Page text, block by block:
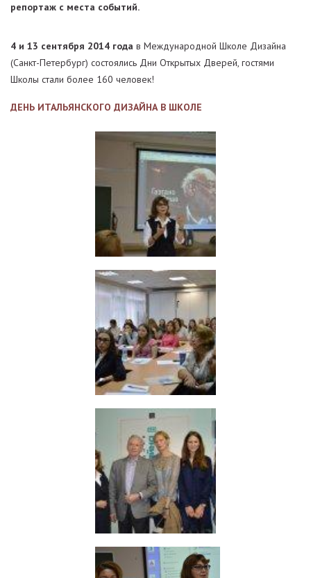
репортаж с места событий.
4 и 13 сентября 2014 года в Международной Школе Дизайна
(Санкт-Петербург) состоялись Дни Открытых Дверей, гостями
Школы стали более 160 человек!
ДЕНЬ ИТАЛЬЯНСКОГО ДИЗАЙНА В ШКОЛЕ